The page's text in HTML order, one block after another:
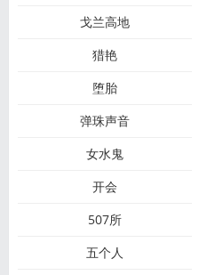
戈兰高地
猎艳
堕胎
弹珠声音
女水鬼
开会
507所
五个人